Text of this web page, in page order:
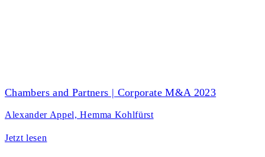
Chambers and Partners | Corporate M&A 2023
Alexander Appel, Hemma Kohlfürst
Jetzt lesen